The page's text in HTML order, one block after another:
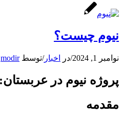
نیوم چیست؟
نوامبر 1, 2024 /در اخبار/توسطmodir
پروژه نیوم در
مقدمه